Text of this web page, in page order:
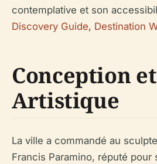
contemplative et son
Discovery Guide, Destination
Conception
Artistique
La ville a commandé au
Francis Paramino, réputé